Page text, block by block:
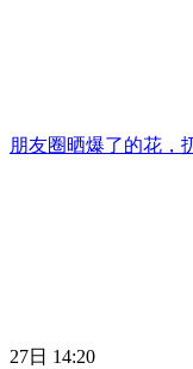
朋友圈晒爆了的花，
27日 14:20